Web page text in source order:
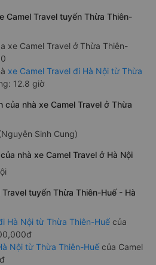
Camel Travel tuyến Thừa Thiên-
xe Camel Travel ở Thừa Thiên-
xe Camel Travel đi Hà Nội từ Thừa
12.8 giờ
của nhà xe Camel Travel ở Thừa
Sinh Cung)
nhà xe Camel Travel ở Hà Nội
tuyến Thừa Thiên-Huế - Hà
Hà Nội từ Thừa Thiên-Huếcủa
Nội từ Thừa Thiên-Huếcủa Camel